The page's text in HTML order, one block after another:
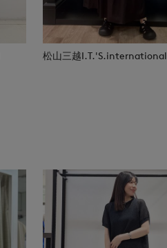
松山三越I.T.'S.international